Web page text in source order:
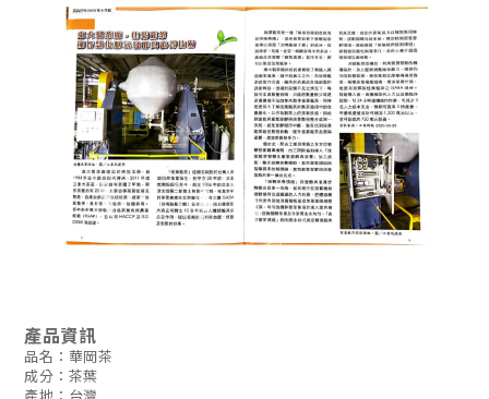
產品資訊
品名：華岡茶
成分：茶葉